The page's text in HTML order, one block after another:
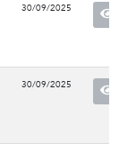
30/09/2025
30/09/2025